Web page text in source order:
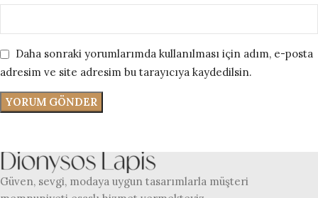
Daha sonraki yorumlarımda kullanılması için adım, e-posta
adresim ve site adresim bu tarayıcıya kaydedilsin.
Güven, sevgi, modaya uygun tasarımlarla müşteri